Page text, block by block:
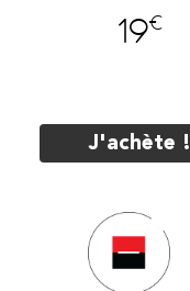
19€
J'achète !